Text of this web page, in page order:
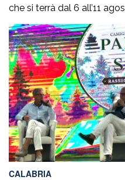
che si terrà dal 6 all’11
prime due edizioni, nel
portato nell’entroterra
della cultura italiana e
quest’annoLYRIKS –
CALABRIA